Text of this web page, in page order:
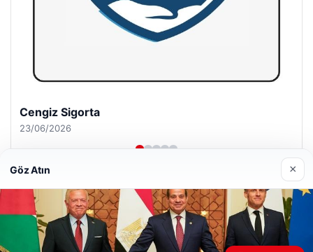
Hastaş Beton
26/05/2026
© 2026 Haber Tam – Güncel Haberler
Göz Atın ×